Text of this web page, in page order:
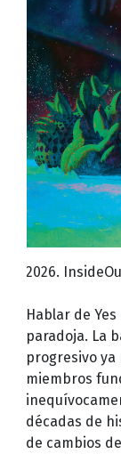
2026.
Hablar de
paradoja. La
progresivo ya
miembros
décadas de
de cambios